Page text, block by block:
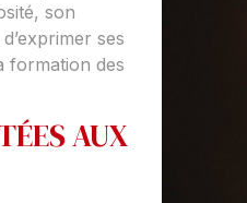
son
ses
formation des
AUX